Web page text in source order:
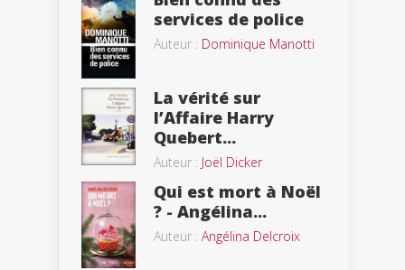
services de police
Auteur : Dominique Manotti
La vérité sur
l’Affaire Harry
Quebert...
Auteur : Joël Dicker
Qui est mort à Noël
? - Angélina...
Auteur : Angélina Delcroix